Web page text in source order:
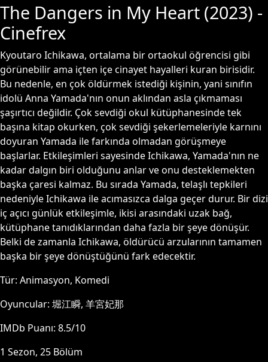
The Dangers in My Heart (2023) -
Cinefrex
Kyoutaro Ichikawa, ortalama bir ortaokul öğrencisi gibi
görünebilir ama içten içe cinayet hayalleri kuran birisidir.
Bu nedenle, en çok öldürmek istediği kişinin, yani sınıfın
idolü Anna Yamada'nın onun aklından asla çıkmaması
şaşırtıcı değildir. Çok sevdiği okul kütüphanesinde tek
başına kitap okurken, çok sevdiği şekerlemeleriyle karnını
doyuran Yamada ile farkında olmadan görüşmeye
başlarlar. Etkileşimleri sayesinde Ichikawa, Yamada'nın ne
kadar dalgın biri olduğunu anlar ve onu desteklemekten
başka çaresi kalmaz. Bu sırada Yamada, telaşlı tepkileri
nedeniyle Ichikawa ile acımasızca dalga geçer durur. Bir dizi
iç açıcı günlük etkileşimle, ikisi arasındaki uzak bağ,
kütüphane tanıdıklarından daha fazla bir şeye dönüşür.
Belki de zamanla Ichikawa, öldürücü arzularının tamamen
başka bir şeye dönüştüğünü fark edecektir.
Tür: Animasyon, Komedi
Oyuncular: 堀江瞬, 羊宮妃那
IMDb Puanı: 8.5/10
1 Sezon, 25 Bölüm